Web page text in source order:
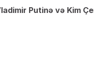
Putinə və Kim